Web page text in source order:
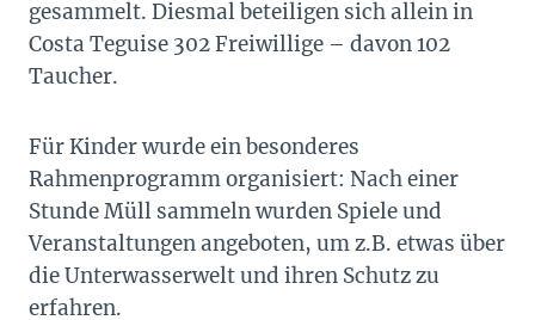
gesammelt. Diesmal beteiligen sich allein in
Costa Teguise 302 Freiwillige – davon 102
Taucher.
Für Kinder wurde ein besonderes
Rahmenprogramm organisiert: Nach einer
Stunde Müll sammeln wurden Spiele und
Veranstaltungen angeboten, um z.B. etwas über
die Unterwasserwelt und ihren Schutz zu
erfahren.